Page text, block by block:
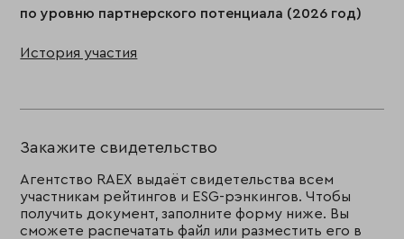
по уровню партнерского потенциала (2026 год)
История участия
Закажите свидетельство
Агентство RAEX выдаёт свидетельства всем
участникам рейтингов и ESG-рэнкингов. Чтобы
получить документ, заполните форму ниже. Вы
сможете распечатать файл или разместить его в